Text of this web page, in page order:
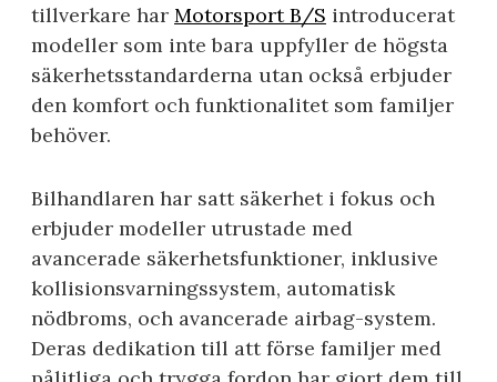
tillverkare har Motorsport B/S introducerat
modeller som inte bara uppfyller de högsta
säkerhetsstandarderna utan också erbjuder
den komfort och funktionalitet som familjer
behöver.
Bilhandlaren har satt säkerhet i fokus och
erbjuder modeller utrustade med
avancerade säkerhetsfunktioner, inklusive
kollisionsvarningssystem, automatisk
nödbroms, och avancerade airbag-system.
Deras dedikation till att förse familjer med